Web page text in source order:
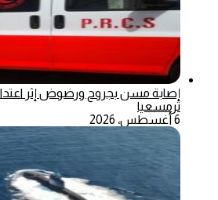
إصابة مسن بجروح ورضوض إثر
ترمسعيا
6 أغسطس، 2026